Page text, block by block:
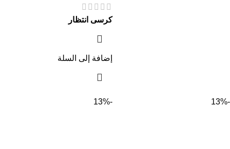
كرسى انتظار
إضافة إلى السلة
-13%
-13%